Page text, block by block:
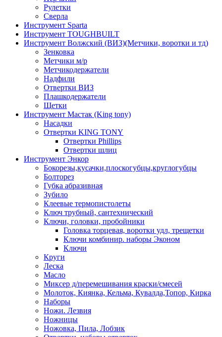
Рулетки
Сверла
Инструмент Sparta
Инструмент TOUGHBUILT
Инструмент Волжский (ВИЗ)(Метчики, воротки и тд)
Зенковка
Метчики м/р
Метчикодержатели
Надфили
Отвертки ВИЗ
Плашкодержатели
Щетки
Инструмент Мастак (King tony)
Насадки
Отвертки KING TONY
Отвертки Phillips
Отвертки шлиц
Инструмент Энкор
Бокорезы,кусачки,плоскогубцы,круглогубцы
Болторез
Губка абразивная
Зубило
Клеевые термопистолеты
Ключ трубный, сантехнический
Ключи, головки, пробойники
Головка торцевая, воротки удл, трещетки
Ключи комбинир. наборы Эконом
Ключи
Круги
Леска
Масло
Миксер д/перемешивания краски/смесей
Молоток, Киянка, Кельма, Кувалда,Топор, Кирка
Наборы
Ножи. Лезвия
Ножницы
Ножовка, Пила, Лобзик